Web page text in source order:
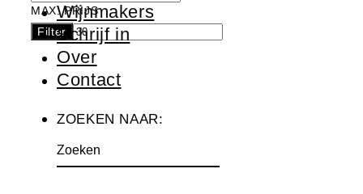
Wijnmakers
Schrijf in
Over
Contact
ZOEKEN NAAR:
MAX. PRIJS
Filter